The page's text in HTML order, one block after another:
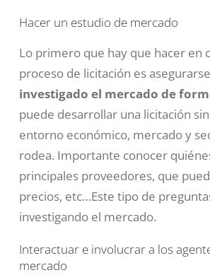
Hacer un estudio de mercado
Lo primero que hay que hacer en
proceso de licitación es
investigado el mercado de
puede desarrollar una licitación
entorno económico, mercado y
rodea. Importante conocer
principales proveedores, que
precios, etc…Este tipo de
investigando el mercado.
Interactuar e involucrar a los
mercado